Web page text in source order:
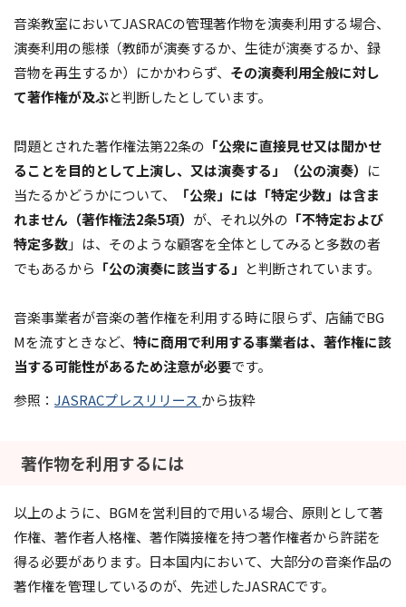
音楽教室においてJASRACの管理著作物を演奏利用する場合、
演奏利用の態様（教師が演奏するか、生徒が演奏するか、録
音物を再生するか）にかかわらず、 その演奏利用全般に対し
て著作権が及ぶと判断したとしています。
問題とされた著作権法第22条の 「公衆に直接見せ又は聞かせ
ることを目的として上演し、又は演奏する」（公の演奏） に
当たるかどうかについて、
「公衆」には「特定少数」は含ま
れません（著作権法2条5項） が、それ以外の 「不特定および
特定多数」は、そのような顧客を全体としてみると多数の者
でもあるから 「公の演奏に該当する」 と判断されています。
音楽事業者が音楽の著作権を利用する時に限らず、店舗でBG
Mを流すときなど、 特に商用で利用する事業者は、著作権に該
当する可能性があるため注意が必要です。
参照： JASRACプレスリリース から抜粋
著作物を利用するには
以上のように、BGMを営利目的で用いる場合、原則として著
作権、著作者人格権、著作隣接権を持つ著作権者から許諾を
得る必要があります。日本国内において、大部分の音楽作品の
著作権を管理しているのが、先述したJASRACです。